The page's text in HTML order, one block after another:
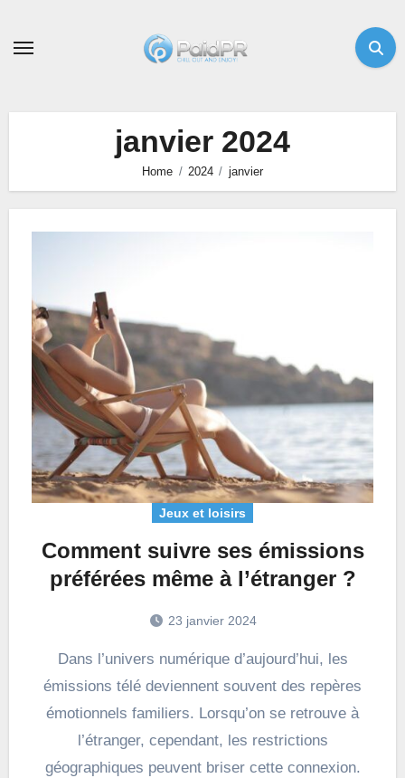
janvier 2024
Home 2024 janvier
Jeux et loisirs
Comment suivre ses émissions
préférées même à l’étranger ?
23 janvier 2024
Dans l’univers numérique d’aujourd’hui, les
émissions télé deviennent souvent des repères
émotionnels familiers. Lorsqu’on se retrouve à
l’étranger, cependant, les restrictions
géographiques peuvent briser cette connexion.